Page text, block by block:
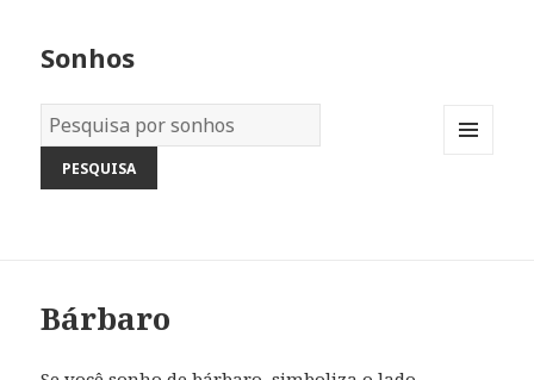
Sonhos
Dicionário
dos
Sonhos:
Bárbaro